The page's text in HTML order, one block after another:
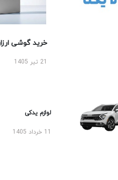
خرید گوشی ارزان
لوازم یدکی